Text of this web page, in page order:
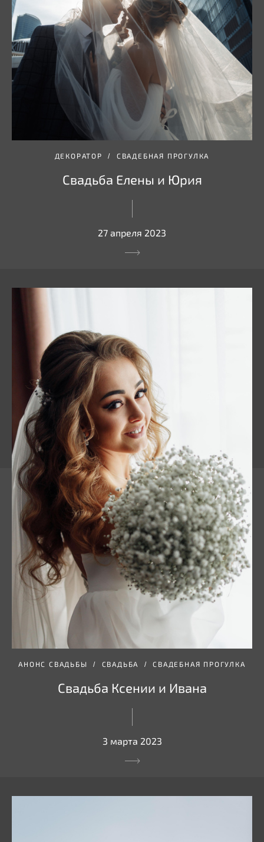
ДЕКОРАТОР СВАДЕБНАЯ ПРОГУЛКА
Свадьба Елены и Юрия
27 апреля 2023
АНОНС СВАДЬБЫ СВАДЬБА СВАДЕБНАЯ ПРОГУЛКА
Свадьба Ксении и Ивана
3 марта 2023